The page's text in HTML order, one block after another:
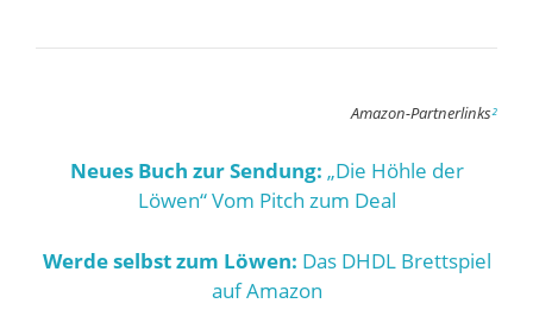
Amazon-Partnerlinks²
Neues Buch zur Sendung: „Die Höhle der
Löwen“ Vom Pitch zum Deal
Werde selbst zum Löwen: Das DHDL Brettspiel
auf Amazon